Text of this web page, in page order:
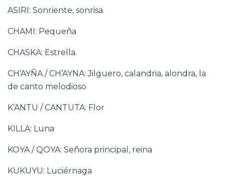
ASIRI: Sonriente, sonrisa
CHAMI: Pequeña
CHASKA: Estrella.
CH’AYÑA / CH’AYNA: Jilguero, calandria, alondra, la
de canto melodioso
K’ANTU / CANTUTA: Flor
KILLA: Luna
KOYA / QOYA: Señora principal, reina
KUKUYU: Luciérnaga